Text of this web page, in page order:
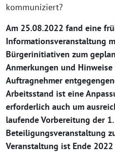
kommuniziert?
Am 25.08.2022 fand eine
Informationsveranstaltung
Bürgerinitiativen zum
Anmerkungen und
Auftragnehmer
Arbeitsstand ist eine
erforderlich auch um
laufende Vorbereitung der 1.
Beteiligungsveranstaltung
Veranstaltung ist Ende